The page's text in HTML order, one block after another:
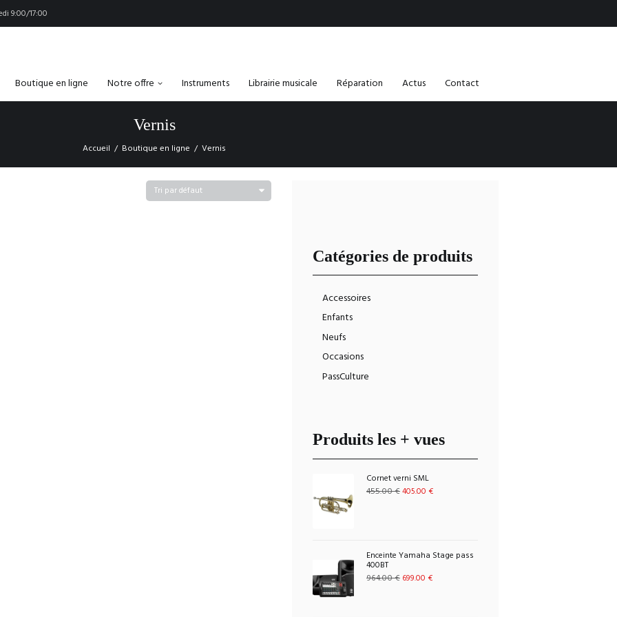
9:00/17:00
Boutique en ligne Notre offre Instruments Librairie musicale Réparation Actus Contact
Vernis
Accueil Boutique en ligne Vernis
Catégories de produits
Accessoires
Enfants
Neufs
Occasions
PassCulture
Produits les + vues
Cornet verni SML
455.00€Le
455.00 €.
405.00 €Le
405.00 €.
Enceinte Yamaha Stage pass
400BT
964.00€ Le
699.00 €Le